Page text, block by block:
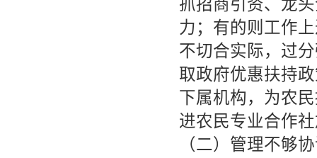
抓招商引资、龙
力；有的则工作
不切合实际，过
取政府优惠扶持
下属机构，为农
进农民专业合作
（二）管理不够